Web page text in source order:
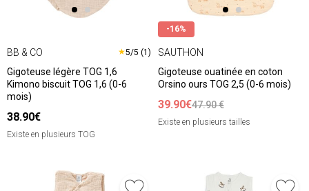
BB & CO ★5/5 (1)
Gigoteuse légère TOG 1,6
Kimono biscuit TOG 1,6 (0-6
mois)
38.90€
Existe en plusieurs TOG
-16%
SAUTHON
Gigoteuse ouatinée en coton
Orsino ours TOG 2,5 (0-6 mois)
39.90€47.90 €
Existe en plusieurs tailles